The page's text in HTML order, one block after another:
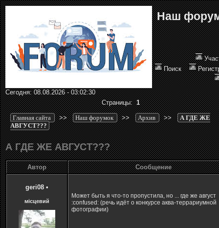
Наш
Поиск
Сегодня: 08.08.2026 - 03:02:30
Страницы:1
Главная сайта >> Наш форумок >> Архив >> А ГДЕ ЖЕ
АВГУСТ???
А ГДЕ ЖЕ АВГУСТ???
Автор Сообщение
geri08 •
місцевий
Может быть я что-то пропустила, но ... где же август
:confused: (речь идёт о конкурсе аква-террариумной
фотографии)